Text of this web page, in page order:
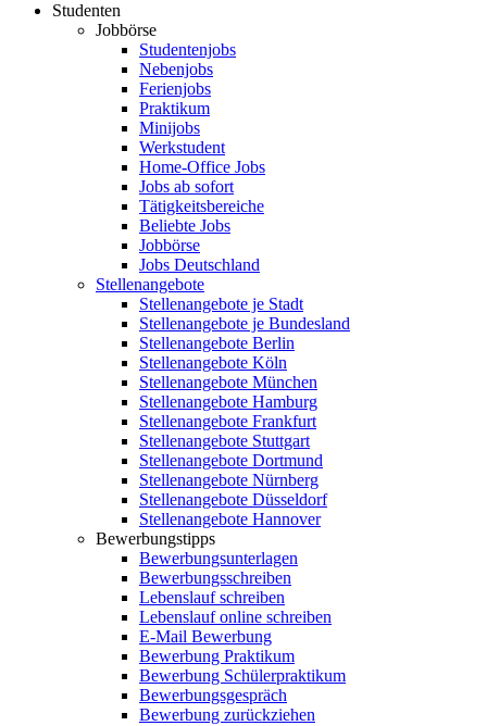
Studenten
Jobbörse
Studentenjobs
Nebenjobs
Ferienjobs
Praktikum
Minijobs
Werkstudent
Home-Office Jobs
Jobs ab sofort
Tätigkeitsbereiche
Beliebte Jobs
Jobbörse
Jobs Deutschland
Stellenangebote
Stellenangebote je Stadt
Stellenangebote je Bundesland
Stellenangebote Berlin
Stellenangebote Köln
Stellenangebote München
Stellenangebote Hamburg
Stellenangebote Frankfurt
Stellenangebote Stuttgart
Stellenangebote Dortmund
Stellenangebote Nürnberg
Stellenangebote Düsseldorf
Stellenangebote Hannover
Bewerbungstipps
Bewerbungsunterlagen
Bewerbungsschreiben
Lebenslauf schreiben
Lebenslauf online schreiben
E-Mail Bewerbung
Bewerbung Praktikum
Bewerbung Schülerpraktikum
Bewerbungsgespräch
Bewerbung zurückziehen